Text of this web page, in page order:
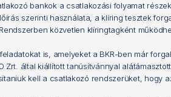
bankok a csatlakozási folyamat
szerinti használata, a klíring tesztek
közvetlen klíringtagként
is, amelyeket a BKR-ben már
Zrt. által kiállított tanúsítvánnyal
kell a csatlakozó rendszerüket, hogy